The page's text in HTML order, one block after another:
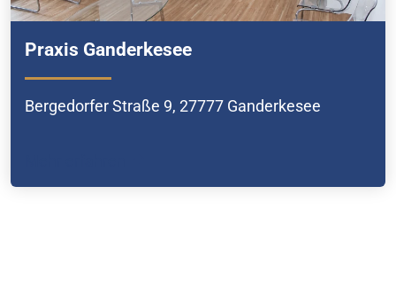
Praxis Ganderkesee
Bergedorfer Straße 9, 27777 Ganderkesee